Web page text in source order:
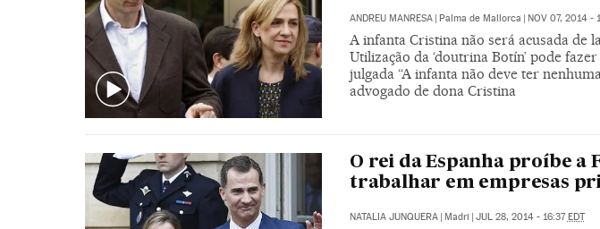
ANDREU MANRESA Palma de Mallorca NOV 07, 2014 -
A infanta Cristina não será acusada de
Utilização da ‘doutrina Botín’ pode
julgada “A infanta não deve ter
advogado de dona Cristina
O rei da Espanha proíbe a
trabalhar em empresas
NATALIA JUNQUERA Madri JUL 28, 2014 - 16:37 EDT